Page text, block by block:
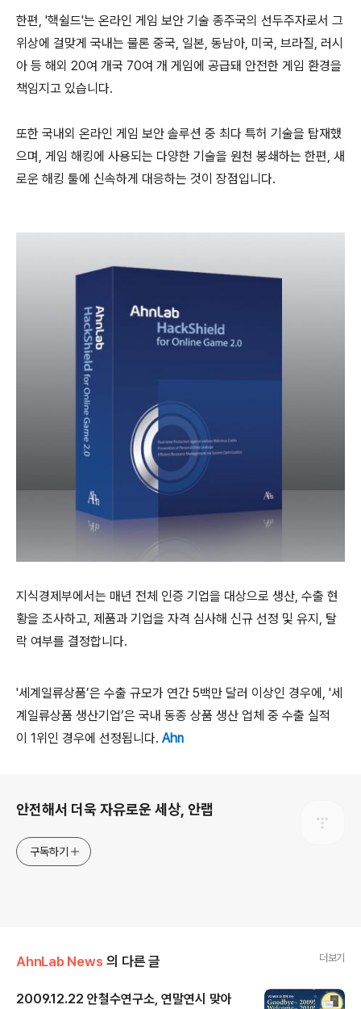
한편, '핵쉴드'는 온라인 게임 보안 기술 종주국의 선두주자로서 그
위상에 걸맞게 국내는 물론 중국, 일본, 동남아, 미국, 브라질, 러시
아 등 해외 20여 개국 70여 개 게임에 공급돼 안전한 게임 환경을
책임지고 있습니다.
또한 국내외 온라인 게임 보안 솔루션 중 최다 특허 기술을 탑재했
으며, 게임 해킹에 사용되는 다양한 기술을 원천 봉쇄하는 한편, 새
로운 해킹 툴에 신속하게 대응하는 것이 장점입니다.
지식경제부에서는 매년 전체 인증 기업을 대상으로 생산, 수출 현
황을 조사하고, 제품과 기업을 자격 심사해 신규 선정 및 유지 , 탈
락 여부를 결정합니다.
'세계일류상품’은 수출 규모가 연간 5백만 달러 이상인 경우에 , '세
계일류상품 생산기업’은 국내 동종 상품 생산 업체 중 수출 실적
이 1위인 경우에 선정됩니다. Ahn
안전해서 더욱 자유로운 세상, 안랩
구독하기
AhnLab News 의 다른 글 더보기
2009.12.22 안철수연구소, 연말연시 맞아